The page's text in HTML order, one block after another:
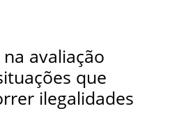
avaliação
que
ilegalidades